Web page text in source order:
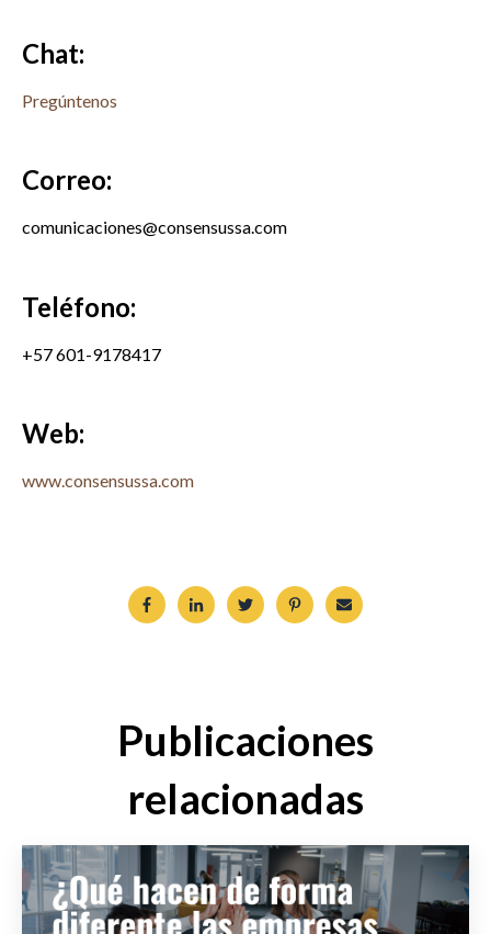
Chat:
Pregúntenos
Correo:
comunicaciones@consensussa.com
Teléfono:
+57 601-9178417
Web:
www.consensussa.com
Publicaciones
relacionadas